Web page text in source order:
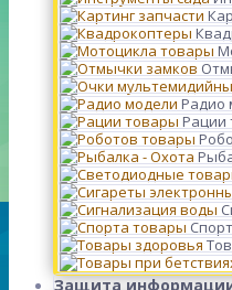
Радио
Рации
Защита